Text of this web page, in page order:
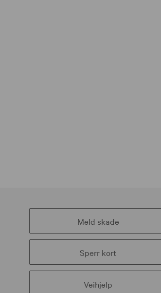
Meld skade
Sperr kort
Veihjelp